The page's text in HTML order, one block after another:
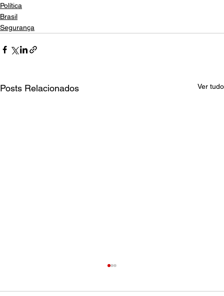
Política
Brasil
Segurança
Posts Relacionados Ver tudo